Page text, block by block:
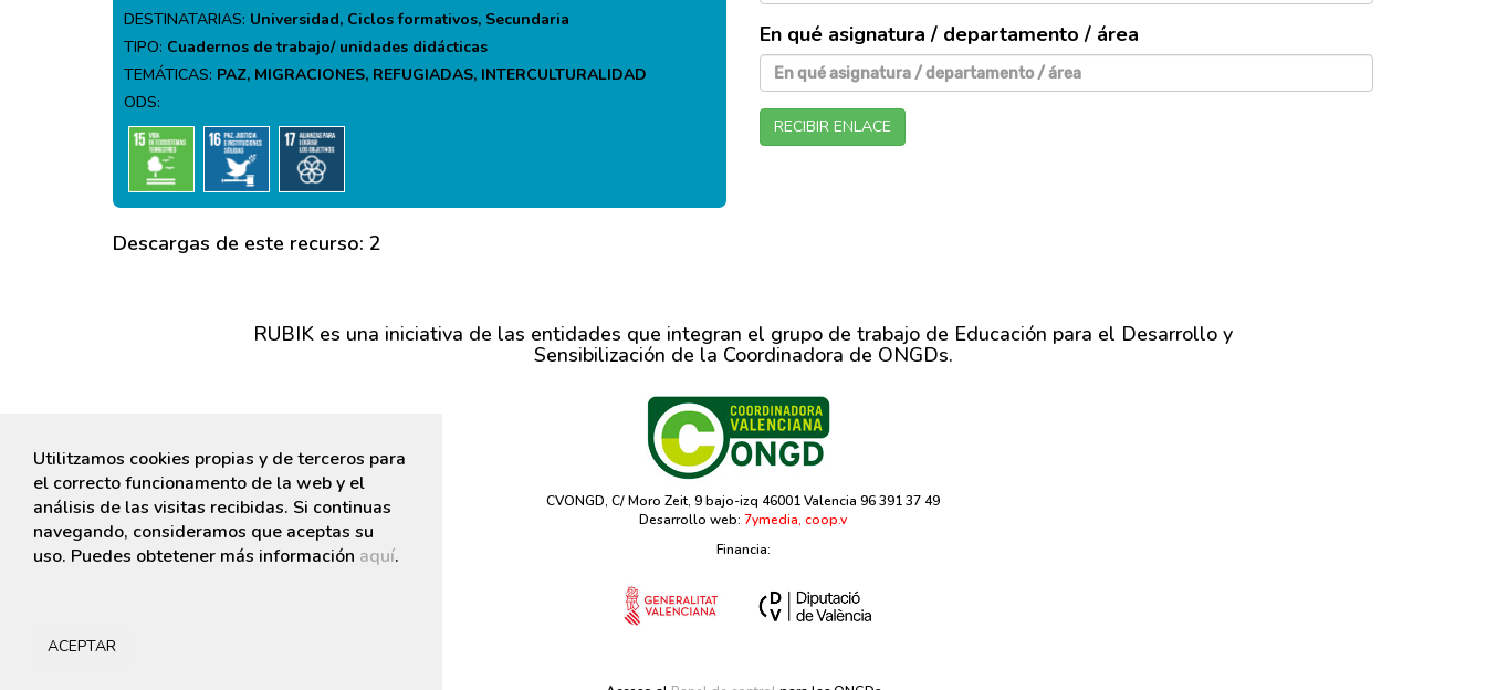
DESTINATARIAS: Universidad, Ciclos formativos, Secundaria
TIPO: Cuadernos de trabajo/ unidades didácticas
TEMÁTICAS: PAZ, MIGRACIONES, REFUGIADAS, INTERCULTURALIDAD
ODS:
Descargas de este recurso: 2
En qué asignatura / departamento / área
RECIBIR ENLACE
RUBIK es una iniciativa de las entidades que integran el grupo de trabajo de Educación para el Desarrollo y
Sensibilización de la Coordinadora de ONGDs.
CVONGD, C/ Moro Zeit, 9 bajo-izq 46001 Valencia 96 391 37 49
Desarrollo web: 7ymedia, coop.v
Financia:
Utilitzamos cookies propias y de terceros para
el correcto funcionamento de la web y el
análisis de las visitas recibidas. Si continuas
navegando, consideramos que aceptas su
uso. Puedes obtetener más información aquí.
ACEPTAR